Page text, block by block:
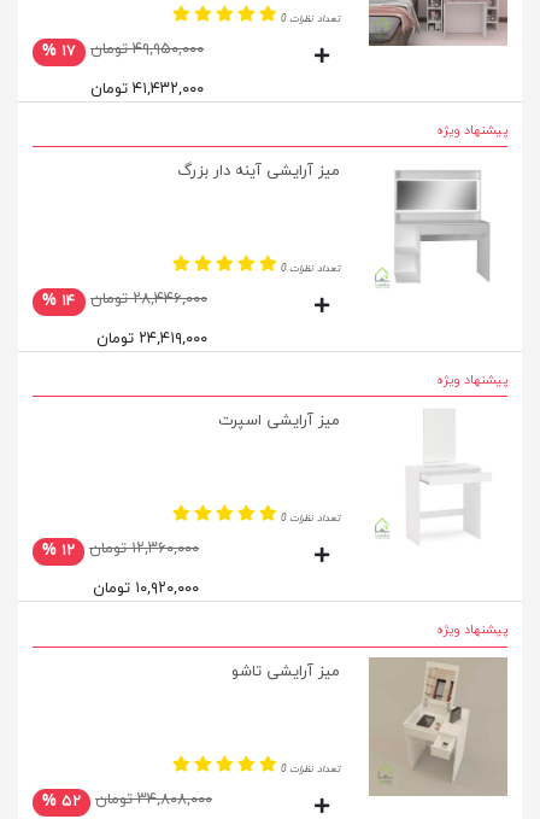
تعداد نظرات 0
۴۹,۹۵۰,۰۰۰ تومان
۱۷ %
۴۱,۴۳۲,۰۰۰ تومان
پیشنهاد ویژه
میز آرایشی آینه دار بزرگ
تعداد نظرات 0
۲۸,۴۴۶,۰۰۰ تومان
۱۴ %
۲۴,۴۱۹,۰۰۰ تومان
پیشنهاد ویژه
میز آرایشی اسپرت
تعداد نظرات 0
۱۲,۳۶۰,۰۰۰ تومان
۱۲ %
۱۰,۹۲۰,۰۰۰ تومان
پیشنهاد ویژه
میز آرایشی تاشو
تعداد نظرات 0
۳۴,۸۰۸,۰۰۰ تومان ۵۲ %